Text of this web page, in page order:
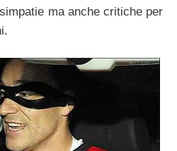
ma anche critiche per